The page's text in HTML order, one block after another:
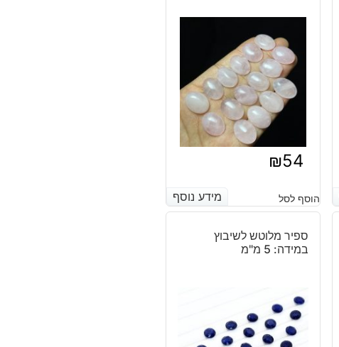
₪54
מידע נוסף הוסף לסל מידע נוסף
ספיר מלוטש לשיבוץ
במידה: 5 מ"מ